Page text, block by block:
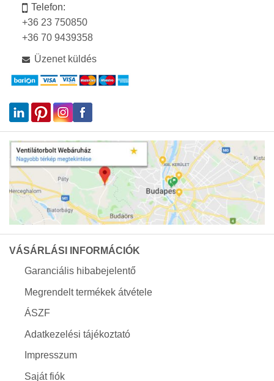
Telefon:
+36 23 750850
+36 70 9439358
Üzenet küldés
VÁSÁRLÁSI INFORMÁCIÓK
Garanciális hibabejelentő
Megrendelt termékek átvétele
ÁSZF
Adatkezelési tájékoztató
Impresszum
Saját fiók